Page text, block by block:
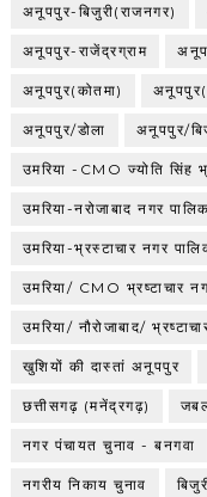
अनूपपुर-बिजुरी(राजनगर)
अनूपपुर-राजेंद्रग्राम
अनूपपुर(कोतमा)
अनूपपुर/डोला अनूपपुर/
उमरिया -CMO ज्योति सिंह
उमरिया-नरोजाबाद नगर
उमरिया-भ्रस्टाचार नगर
उमरिया/ CMO भ्रष्टाचार
उमरिया/ नौरोजाबाद/
खुशियों की दास्तां अनूपपुर
छत्तीसगढ़ (मनेंद्रगढ़)
नगर पंचायत चुनाव - बनगवा
नगरीय निकाय चुनाव